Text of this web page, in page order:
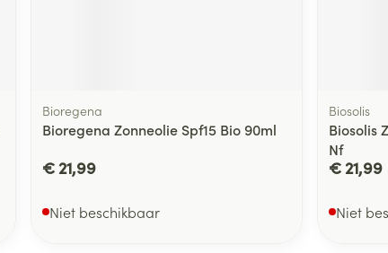
Bioregena
Bioregena Zonneolie Spf15 Bio 90ml
€ 21,99
Niet beschikbaar
Biosolis
Biosolis
Nf
€ 21,99
Niet